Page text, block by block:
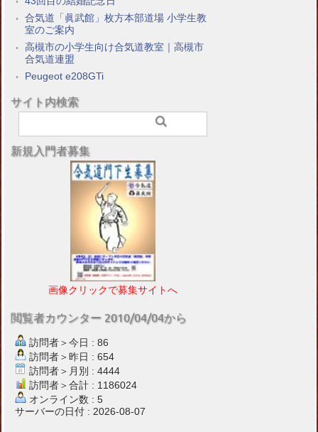
合気道「眞武館」枚方本部道場 小学生教
室のご案内
高槻市の小学生向け合気道教室｜高槻市
合気道連盟
Peugeot e208GTi
サイト内検索
新規入門者募集
画像クリックで募集サイトへ
閲覧者カウンター 2010/04/04から
訪問者＞今日 : 86
訪問者＞昨日 : 654
訪問者＞月別 : 4444
訪問者＞合計 : 1186024
オンライン数 : 5
サーバーの日付 : 2026-08-07